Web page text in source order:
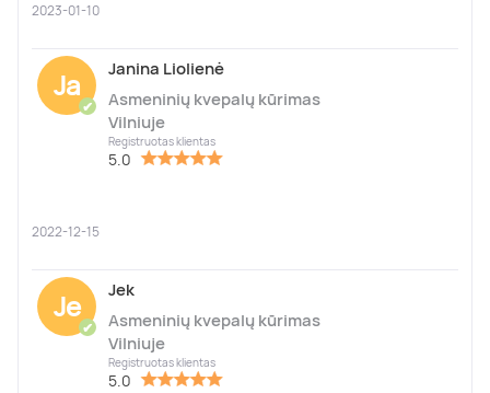
2023-01-10
Ja
✔
Janina Liolienė
Asmeninių kvepalų kūrimas
Vilniuje
Registruotas klientas
5.0
2022-12-15
Je
✔
Jek
Asmeninių kvepalų kūrimas
Vilniuje
Registruotas klientas
5.0